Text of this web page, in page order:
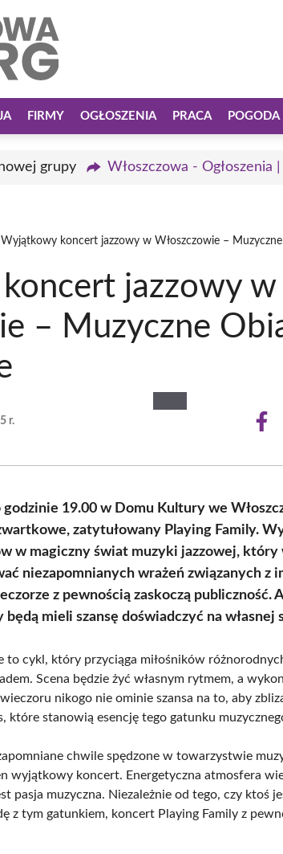
FIRMY OGŁOSZENIA PRACA POGODA
grupy Włoszczowa - Ogłoszenia
Wyjątkowy koncert jazzowy w Włoszczowie –
jazzowy w
– Muzyczne
r.
godzinie 19.00 w Domu Kultury we
zatytułowany Playing Family.
w magiczny świat muzyki jazzowej,
niezapomnianych wrażeń związanych z
z pewnością zaskoczą publiczność.
mieli szansę doświadczyć na własnej
cykl, który przyciąga miłośników
Scena będzie żyć własnym rytmem, a
nikogo nie ominie szansa na to, aby
które stanowią esencję tego gatunku
chwile spędzone w towarzystwie
wyjątkowy koncert. Energetyczna atmosfera
pasja muzyczna. Niezależnie od tego, czy ktoś
z tym gatunkiem, koncert Playing Family z